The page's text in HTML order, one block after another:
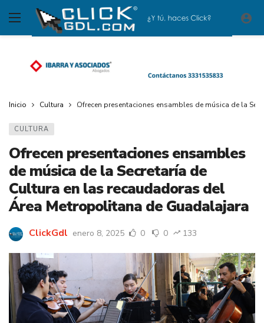
Inicio Cultura Ofrecen presentaciones ensambles de música de la
CULTURA
Ofrecen presentaciones ensambles
de música de la Secretaría de
Cultura en las recaudadoras del
Área Metropolitana de Guadalajara
ClickGdl enero 8, 2025 0 0 133